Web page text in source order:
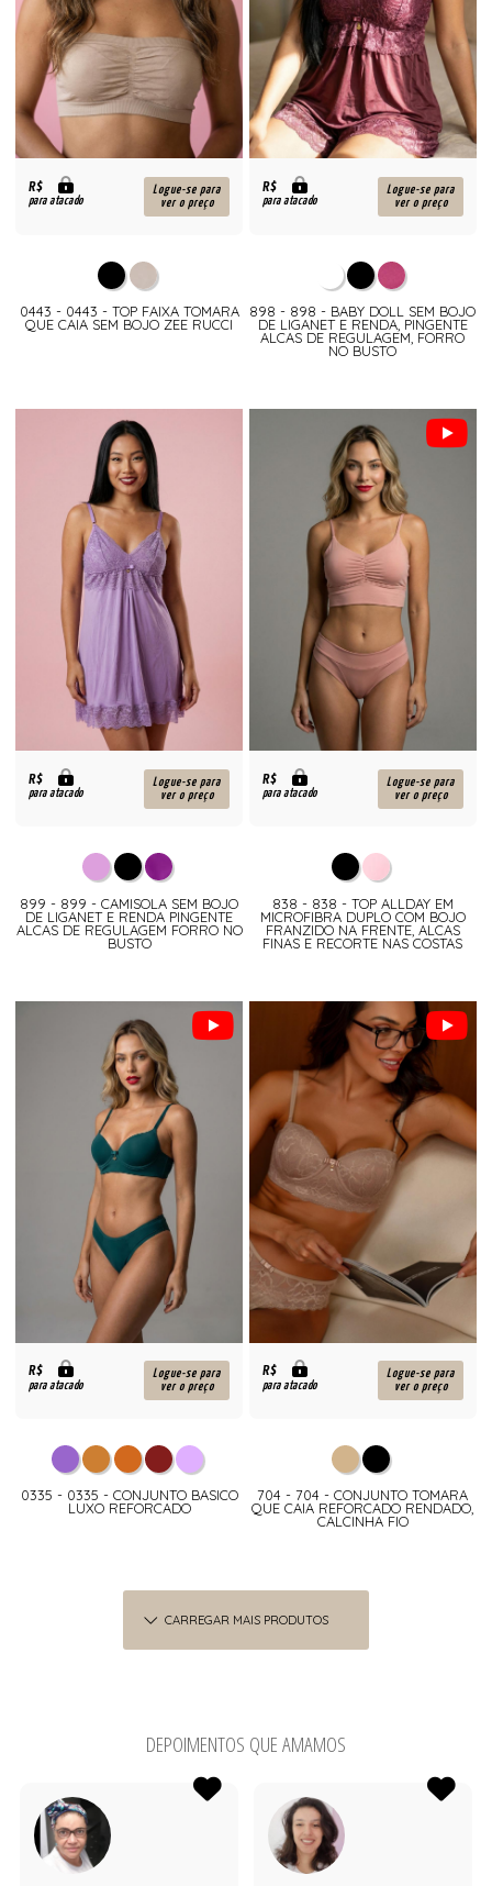
R$
para atacado
Logue-se para
ver o preço
0443 - 0443 - TOP FAIXA TOMARA
QUE CAIA SEM BOJO ZEE RUCCI
R$
para atacado
Logue-se para
ver o preço
898 - 898 - BABY DOLL SEM BOJO
DE LIGANET E RENDA, PINGENTE
ALCAS DE REGULAGEM, FORRO
NO BUSTO
R$
para atacado
Logue-se para
ver o preço
899 - 899 - CAMISOLA SEM BOJO
DE LIGANET E RENDA PINGENTE
ALCAS DE REGULAGEM FORRO NO
BUSTO
R$
para atacado
Logue-se para
ver o preço
838 - 838 - TOP ALLDAY EM
MICROFIBRA DUPLO COM BOJO
FRANZIDO NA FRENTE, ALCAS
FINAS E RECORTE NAS COSTAS
R$
para atacado
Logue-se para
ver o preço
0335 - 0335 - CONJUNTO BASICO
LUXO REFORCADO
R$
para atacado
Logue-se para
ver o preço
704 - 704 - CONJUNTO TOMARA
QUE CAIA REFORCADO RENDADO,
CALCINHA FIO
CARREGAR MAIS PRODUTOS
DEPOIMENTOS QUE AMAMOS